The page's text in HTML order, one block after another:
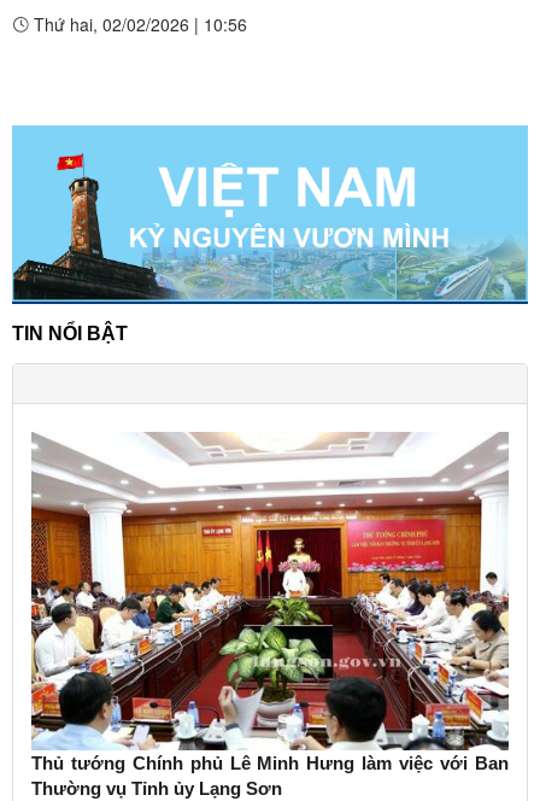
Thứ hai, 02/02/2026 | 10:56
TIN NỔI BẬT
Thủ tướng Chính phủ Lê Minh Hưng làm việc với Ban
Thường vụ Tỉnh ủy Lạng Sơn